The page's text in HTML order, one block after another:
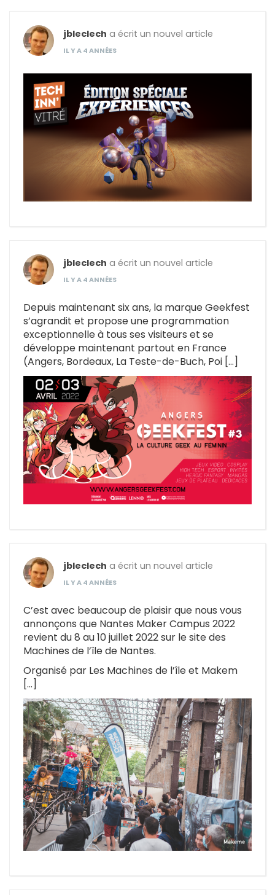
jbleclech a écrit un nouvel article
IL Y A 4 ANNÉES
jbleclech a écrit un nouvel article
IL Y A 4 ANNÉES
Depuis maintenant six ans, la marque Geekfest
s’agrandit et propose une programmation
exceptionnelle à tous ses visiteurs et se
développe maintenant partout en France
(Angers, Bordeaux, La Teste-de-Buch, Poi […]
jbleclech a écrit un nouvel article
IL Y A 4 ANNÉES
C’est avec beaucoup de plaisir que nous vous
annonçons que Nantes Maker Campus 2022
revient du 8 au 10 juillet 2022 sur le site des
Machines de l’île de Nantes.
Organisé par Les Machines de l’île et Makem
[…]